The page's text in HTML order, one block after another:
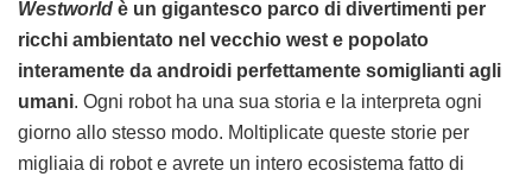
Westworld è un gigantesco parco di divertimenti per
ricchi ambientato nel vecchio west e popolato
interamente da androidi perfettamente somiglianti agli
umani. Ogni robot ha una sua storia e la interpreta ogni
giorno allo stesso modo. Moltiplicate queste storie per
migliaia di robot e avrete un intero ecosistema fatto di